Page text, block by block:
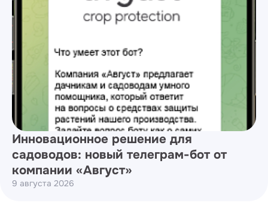
Инновационное решение для
садоводов: новый телеграм-бот от
компании «Август»
9 августа 2026